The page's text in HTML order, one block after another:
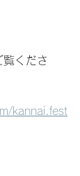
くださ
kannai.fest